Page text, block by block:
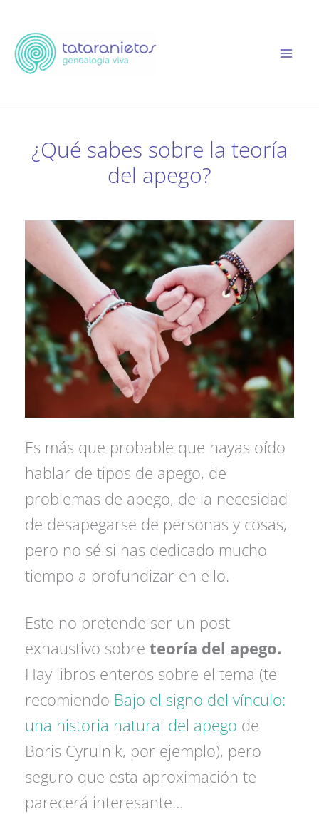
contenido
¿Qué sabes sobre la teoría
del apego?
Es más que probable que hayas oído
hablar de tipos de apego, de
problemas de apego, de la necesidad
de desapegarse de personas y cosas,
pero no sé si has dedicado mucho
tiempo a profundizar en ello.
Este no pretende ser un post
exhaustivo sobreteoría del apego.
Hay libros enteros sobre el tema (te
recomiendo Bajo el signo del vínculo:
una historia natural del apego de
Boris Cyrulnik, por ejemplo), pero
seguro que esta aproximación te
parecerá interesante…